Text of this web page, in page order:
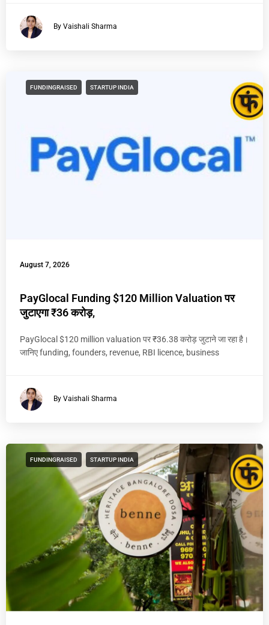
By Vaishali Sharma
FUNDINGRAISED STARTUP INDIA
August 7, 2026
PayGlocal Funding $120 Million Valuation पर
जुटाएगा ₹36 करोड़,
PayGlocal $120 million valuation पर ₹36.38 करोड़ जुटाने जा रहा है।
जानिए funding, founders, revenue, RBI licence, business
By Vaishali Sharma
FUNDINGRAISED STARTUP INDIA